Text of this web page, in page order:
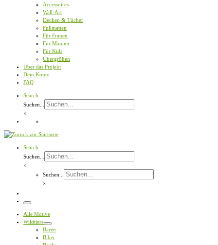
Accessoires
Wall-Art
Decken & Tücher
Fußmatten
Für Frauen
Für Männer
Für Kids
Übergrößen
Über das Projekt
Dein Konto
FAQ
Search
Suchen...
×
Search
Suchen...
×
Suchen...
×
Menü
Alle Motive
Wildtiere
Bären
Biber